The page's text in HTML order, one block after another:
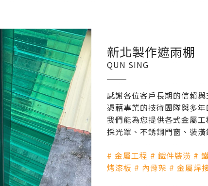
新北製作遮雨棚
QUN SING
感謝各位客戶長期的信賴
憑藉專業的技術團隊與多
我們能為您提供各式金屬
採光罩、不銹鋼門窗、裝
# 金屬工程 # 鐵件裝潢 #
烤漆板 # 內骨架 # 金屬焊